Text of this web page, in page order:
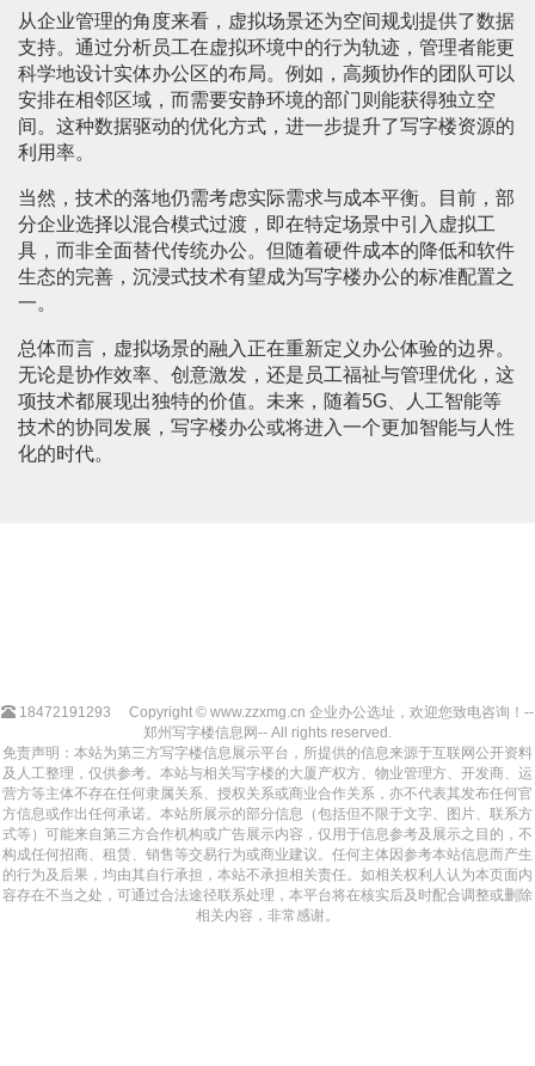
从企业管理的角度来看，虚拟场景还为空间规划提供了数据
支持。通过分析员工在虚拟环境中的行为轨迹，管理者能更
科学地设计实体办公区的布局。例如，高频协作的团队可以
安排在相邻区域，而需要安静环境的部门则能获得独立空
间。这种数据驱动的优化方式，进一步提升了写字楼资源的
利用率。
当然，技术的落地仍需考虑实际需求与成本平衡。目前，部
分企业选择以混合模式过渡，即在特定场景中引入虚拟工
具，而非全面替代传统办公。但随着硬件成本的降低和软件
生态的完善，沉浸式技术有望成为写字楼办公的标准配置之
一。
总体而言，虚拟场景的融入正在重新定义办公体验的边界。
无论是协作效率、创意激发，还是员工福祉与管理优化，这
项技术都展现出独特的价值。未来，随着5G、人工智能等
技术的协同发展，写字楼办公或将进入一个更加智能与人性
化的时代。
18472191293
Copyright © www.zzxmg.cn 企业办公选址，欢迎您致电咨询！--
郑州写字楼信息网-- All rights reserved.
免责声明：本站为第三方写字楼信息展示平台，所提供的信息来源于互联网公开资料
及人工整理，仅供参考。本站与相关写字楼的大厦产权方、物业管理方、开发商、运
营方等主体不存在任何隶属关系、授权关系或商业合作关系，亦不代表其发布任何官
方信息或作出任何承诺。本站所展示的部分信息（包括但不限于文字、图片、联系方
式等）可能来自第三方合作机构或广告展示内容，仅用于信息参考及展示之目的，不
构成任何招商、租赁、销售等交易行为或商业建议。任何主体因参考本站信息而产生
的行为及后果，均由其自行承担，本站不承担相关责任。如相关权利人认为本页面内
容存在不当之处，可通过合法途径联系处理，本平台将在核实后及时配合调整或删除
相关内容，非常感谢。